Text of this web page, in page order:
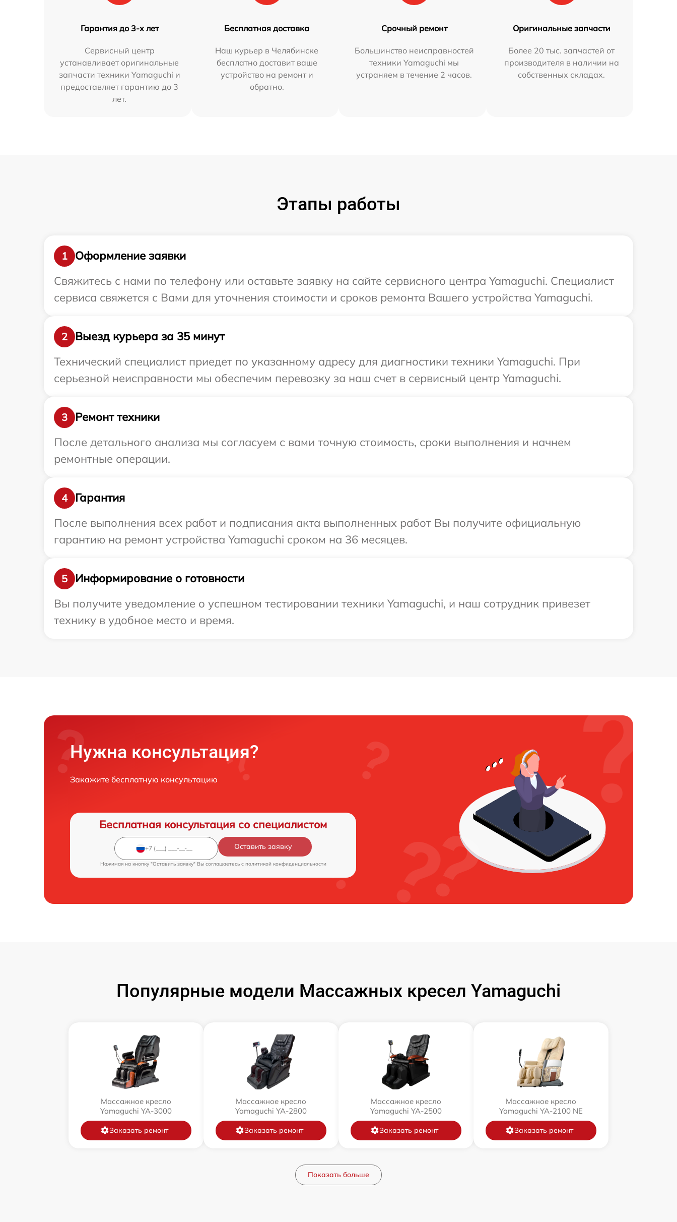
Гарантия до 3-х лет
Сервисный центр
устанавливает оригинальные
запчасти техники Yamaguchi и
предоставляет гарантию до 3
лет.
Бесплатная доставка
Наш курьер в Челябинске
бесплатно доставит ваше
устройство на ремонт и
обратно.
Срочный ремонт
Большинство неисправностей
техники Yamaguchi мы
устраняем в течение 2 часов.
Оригинальные запчасти
Более 20 тыс. запчастей от
производителя в наличии на
собственных складах.
Этапы работы
1
Оформление заявки
Свяжитесь с нами по телефону или оставьте заявку на сайте сервисного центра Yamaguchi. Специалист
сервиса свяжется с Вами для уточнения стоимости и сроков ремонта Вашего устройства Yamaguchi.
2
Выезд курьера за 35 минут
Технический специалист приедет по указанному адресу для диагностики техники Yamaguchi. При
серьезной неисправности мы обеспечим перевозку за наш счет в сервисный центр Yamaguchi.
3
Ремонт техники
После детального анализа мы согласуем с вами точную стоимость, сроки выполнения и начнем
ремонтные операции.
4
Гарантия
После выполнения всех работ и подписания акта выполненных работ Вы получите официальную
гарантию на ремонт устройства Yamaguchi сроком на 36 месяцев.
5
Информирование о готовности
Вы получите уведомление о успешном тестировании техники Yamaguchi, и наш сотрудник привезет
технику в удобное место и время.
Нужна консультация?
Закажите бесплатную консультацию
Бесплатная консультация со специалистом
Оставить заявку
Нажимая на кнопку "Оставить заявку" Вы соглашаетесь c политикой конфиденциальности
Популярные модели Массажных кресел Yamaguchi
Массажное кресло
Yamaguchi YA-3000
Заказать ремонт
Массажное кресло
Yamaguchi YA-2800
Заказать ремонт
Массажное кресло
Yamaguchi YA-2500
Заказать ремонт
Массажное кресло
Yamaguchi YA-2100 NE
Заказать ремонт
Показать больше